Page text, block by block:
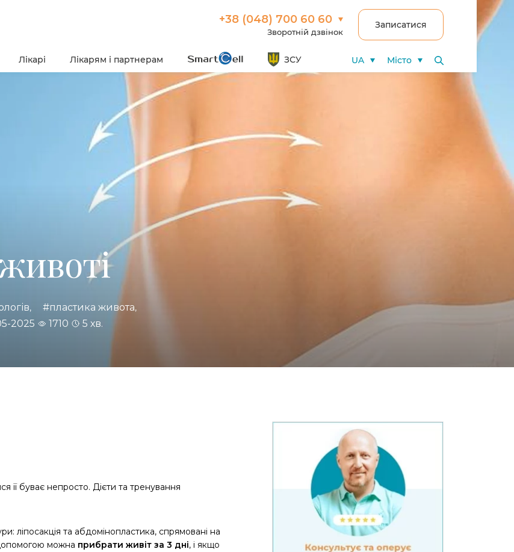
+38 (048) 700 60 60
Зворотній дзвінок
Записатися
Лікарі Лікарям і партнерам ЗСУ UA Місто
, #пластика живота,
2025 1710 5 хв.
її буває непросто. Дієти та тренування
ліпосакція та абдомінопластика, спрямовані на
можна прибрати живіт за 3 дні, і якщо